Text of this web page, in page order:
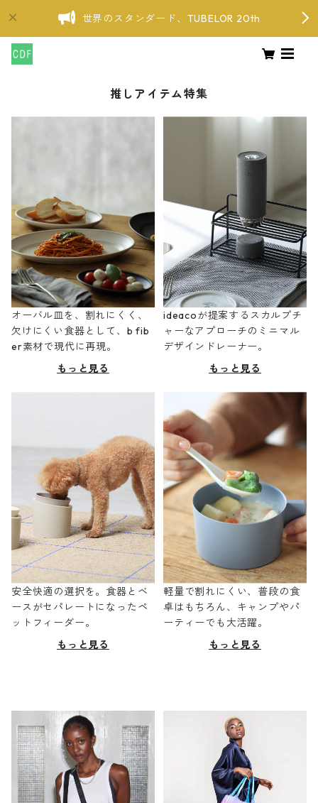
世界のスタンダード、TUBELOR 20th
推しアイテム特集
オーバル皿を、割れにくく、
欠けにくい食器として、b fib
er素材で現代に再現。
もっと見る
ideacoが提案するスカルプチ
ャーなアプローチのミニマル
デザインドレーナー。
もっと見る
安全快適の選択を。食器とベ
ースがセパレートになったペ
ットフィーダー。
もっと見る
軽量で割れにくい、普段の食
卓はもちろん、キャンプやパ
ーティーでも大活躍。
もっと見る